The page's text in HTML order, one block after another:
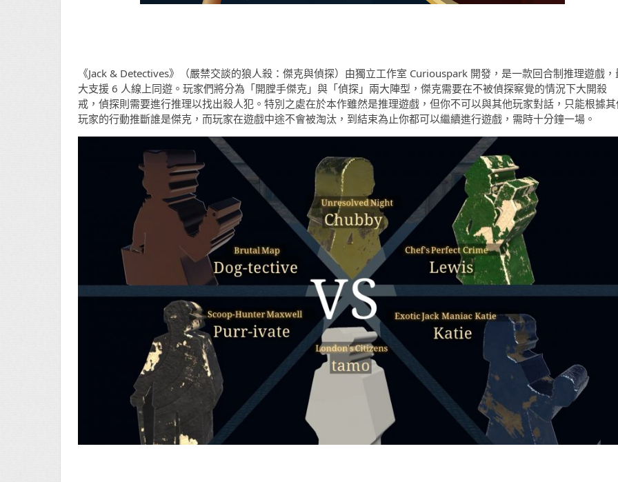
《Jack & Detectives》（嚴禁交談的狼人殺：傑克與偵探）由獨立工作室 Curiouspark 開發，是一款回合制推理遊戲，
大支援 6 人線上同遊。玩家們將分為「開膛手傑克」與「偵探」兩大陣型，傑克需要在不被偵探察覺的情況下大開殺
戒，偵探則需要進行推理以找出殺人犯。特別之處在於本作雖然是推理遊戲，但你不可以與其他玩家對話，只能根據
玩家的行動推斷誰是傑克，而玩家在遊戲中途不會被淘汰，到結束為止你都可以繼續進行遊戲，需時十分鐘一場。